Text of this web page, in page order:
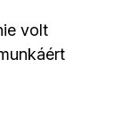
volt